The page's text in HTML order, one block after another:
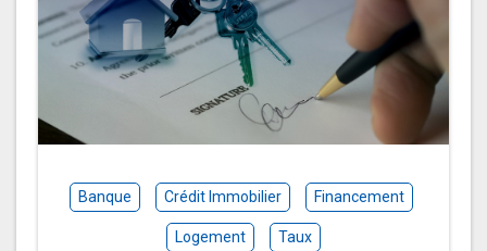
Banque Crédit Immobilier Financement
Logement Taux